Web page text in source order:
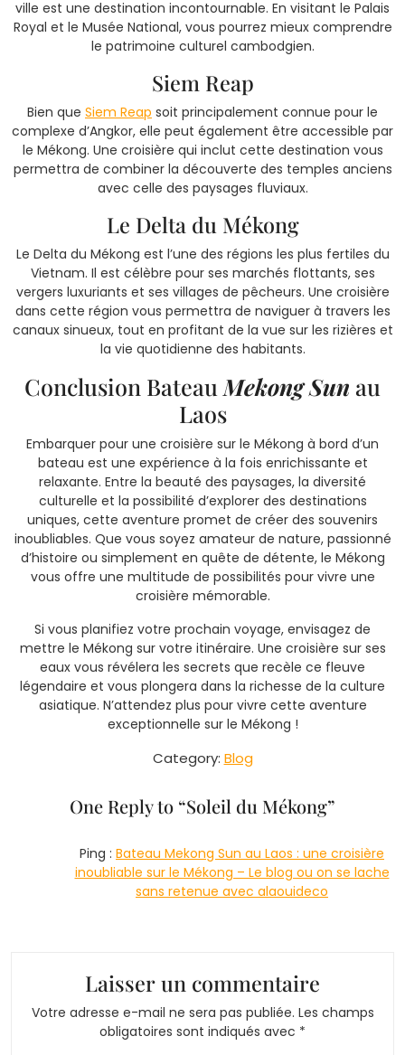
ville est une destination incontournable. En visitant le Palais
Royal et le Musée National, vous pourrez mieux comprendre
le patrimoine culturel cambodgien.
Siem Reap
Bien que Siem Reap soit principalement connue pour le
complexe d’Angkor, elle peut également être accessible par
le Mékong. Une croisière qui inclut cette destination vous
permettra de combiner la découverte des temples anciens
avec celle des paysages fluviaux.
Le Delta du Mékong
Le Delta du Mékong est l’une des régions les plus fertiles du
Vietnam. Il est célèbre pour ses marchés flottants, ses
vergers luxuriants et ses villages de pêcheurs. Une croisière
dans cette région vous permettra de naviguer à travers les
canaux sinueux, tout en profitant de la vue sur les rizières et
la vie quotidienne des habitants.
Conclusion Bateau Mekong Sun au
Laos
Embarquer pour une croisière sur le Mékong à bord d’un
bateau est une expérience à la fois enrichissante et
relaxante. Entre la beauté des paysages, la diversité
culturelle et la possibilité d’explorer des destinations
uniques, cette aventure promet de créer des souvenirs
inoubliables. Que vous soyez amateur de nature, passionné
d’histoire ou simplement en quête de détente, le Mékong
vous offre une multitude de possibilités pour vivre une
croisière mémorable.
Si vous planifiez votre prochain voyage, envisagez de
mettre le Mékong sur votre itinéraire. Une croisière sur ses
eaux vous révélera les secrets que recèle ce fleuve
légendaire et vous plongera dans la richesse de la culture
asiatique. N’attendez plus pour vivre cette aventure
exceptionnelle sur le Mékong !
Category: Blog
One Reply to “Soleil du Mékong”
Ping : Bateau Mekong Sun au Laos : une croisière
inoubliable sur le Mékong – Le blog ou on se lache
sans retenue avec alaouideco
Laisser un commentaire
Votre adresse e-mail ne sera pas publiée. Les champs
obligatoires sont indiqués avec *